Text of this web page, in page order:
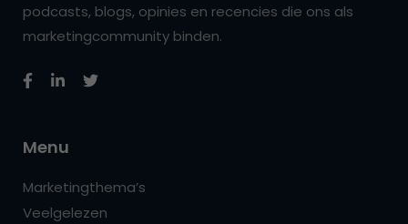
podcasts, blogs, opinies en recencies die ons als
marketingcommunity binden.
Menu
Marketingthema’s
Veelgelezen